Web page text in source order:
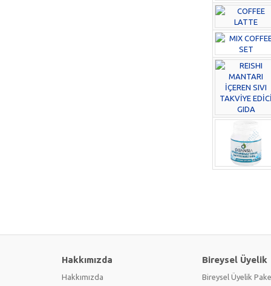
Hakkımızda
Hakkımızda
Bireysel Üyelik
Bireysel Üyelik